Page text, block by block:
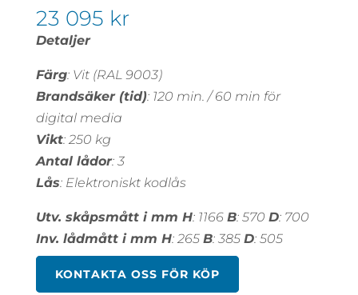
23 095 kr
Detaljer
Färg: Vit (RAL 9003)
Brandsäker (tid): 120 min. / 60 min för
digital media
Vikt: 250 kg
Antal lådor: 3
Lås: Elektroniskt kodlås
Utv. skåpsmått i mm H: 1166 B: 570 D: 700
Inv. lådmått i mm H: 265 B: 385 D: 505
KONTAKTA OSS FÖR KÖP